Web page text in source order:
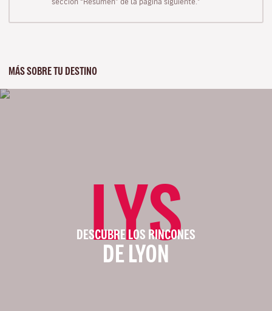
MÁS SOBRE TU DESTINO
LYS
DESCUBRE LOS RINCONES
DE LYON